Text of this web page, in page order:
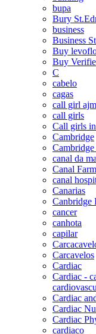
bupa
Bury
business
Business
Buy
Buy
C
cabelo
cagas
call girl
call girls
Call girls
Cambridge
canal da
Canal
canal
Canarias
Canbridge
cancer
canhota
capilar
Carcavelos
Cardiac
Cardiac -
Cardiac
Cardiac
Cardiac
cardiaco